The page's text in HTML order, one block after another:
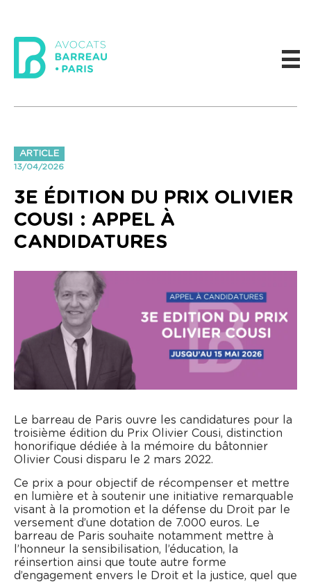
ARTICLE
13/04/2026
3E ÉDITION DU PRIX OLIVIER
COUSI : APPEL À
CANDIDATURES
Le barreau de Paris ouvre les candidatures pour la
troisième édition du Prix Olivier Cousi, distinction
honorifique dédiée à la mémoire du bâtonnier
Olivier Cousi disparu le 2 mars 2022.
Ce prix a pour objectif de récompenser et mettre
en lumière et à soutenir une initiative remarquable
visant à la promotion et la défense du Droit par le
versement d’une dotation de 7.000 euros. Le
barreau de Paris souhaite notamment mettre à
l’honneur la sensibilisation, l’éducation, la
réinsertion ainsi que toute autre forme
d’engagement envers le Droit et la justice, quel que